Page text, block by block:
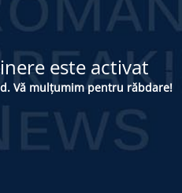
este activat
Vă mulțumim pentru răbdare!